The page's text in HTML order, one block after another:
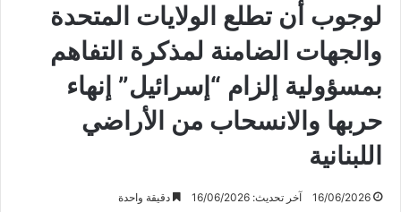
لوجوب أن تطلع الولايات المتحدة
والجهات الضامنة لمذكرة التفاهم
بمسؤولية إلزام “إسرائيل” إنهاء
حربها والانسحاب من الأراضي
اللبنانية
16/06/2026 آخر تحديث: 16/06/2026 دقيقة واحدة